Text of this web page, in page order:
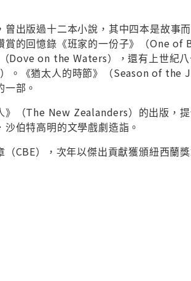
出版過十二本小說，其中四本是故事
的回憶錄《班家的一份子》（One of
Dove on the Waters），還有上世紀
《猶太人的時節》（Season of the
部。
》（The New Zealanders）的出版，
伯特高明的文學戲劇造詣。
CBE），次年以傑出貢獻獲頒紐西蘭